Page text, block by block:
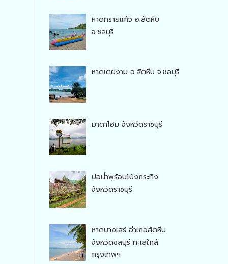
หาดทรายแก้ว อ.สัตหีบ
จ.ชลบุรี
หาดเตยงาม อ.สัตหีบ จ.ชลบุรี
มาดาโฮม จังหวัดราชบุรี
บ่อน้ำพุร้อนโป่งกระทิง
จังหวัดราชบุรี
หาดบางเสร่ อำเภอสัตหีบ
จังหวัดชลบุรี ทะเลใกล้
กรุงเทพฯ